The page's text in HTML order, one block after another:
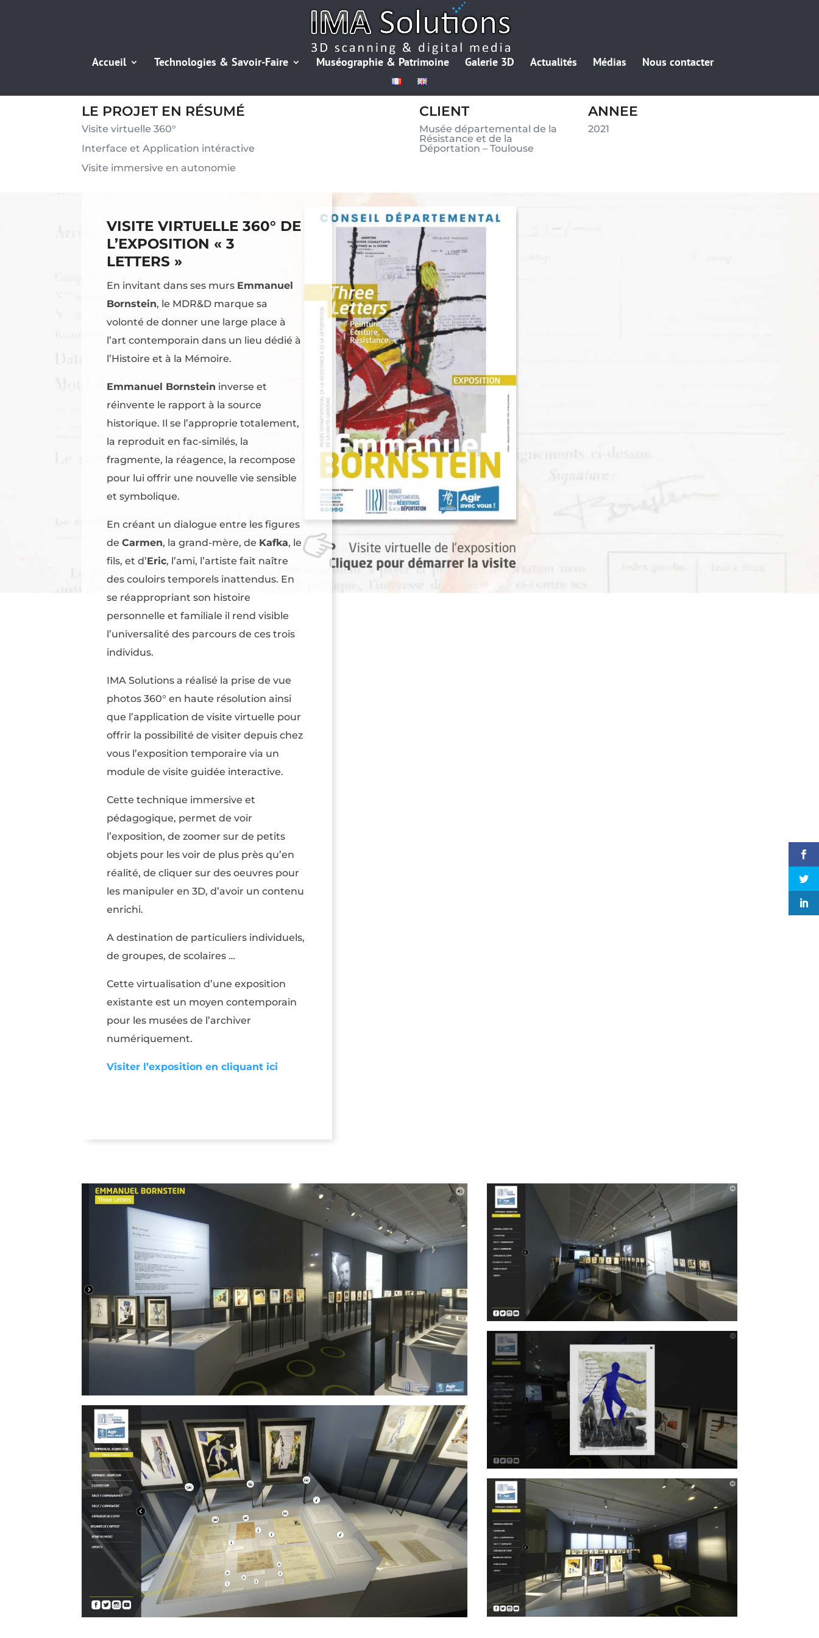
Accueil Technologies & Savoir-Faire Muséographie & Patrimoine Galerie 3D Actualités Médias Nous contacter
LE PROJET EN RÉSUMÉ
Visite virtuelle 360°
Interface et Application intéractive
Visite immersive en autonomie
CLIENT
Musée départemental de la
Résistance et de la
Déportation – Toulouse
ANNEE
2021
VISITE VIRTUELLE 360° DE
L’EXPOSITION « 3
LETTERS »
En invitant dans ses murs Emmanuel
Bornstein, le MDR&D marque sa
volonté de donner une large place à
l’art contemporain dans un lieu dédié à
l’Histoire et à la Mémoire.
Emmanuel Bornstein inverse et
réinvente le rapport à la source
historique. Il se l’approprie totalement,
la reproduit en fac-similés, la
fragmente, la réagence, la recompose
pour lui offrir une nouvelle vie sensible
et symbolique.
En créant un dialogue entre les figures
de Carmen, la grand-mère, de Kafka, le
fils, et d’Eric, l’ami, l’artiste fait naître
des couloirs temporels inattendus. En
se réappropriant son histoire
personnelle et familiale il rend visible
l’universalité des parcours de ces trois
individus.
IMA Solutions a réalisé la prise de vue
photos 360° en haute résolution ainsi
que l’application de visite virtuelle pour
offrir la possibilité de visiter depuis chez
vous l’exposition temporaire via un
module de visite guidée interactive.
Cette technique immersive et
pédagogique, permet de voir
l’exposition, de zoomer sur de petits
objets pour les voir de plus près qu’en
réalité, de cliquer sur des oeuvres pour
les manipuler en 3D, d’avoir un contenu
enrichi.
A destination de particuliers individuels,
de groupes, de scolaires …
Cette virtualisation d’une exposition
existante est un moyen contemporain
pour les musées de l’archiver
numériquement.
Visiter l’exposition en cliquant ici